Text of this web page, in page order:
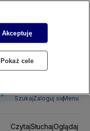
SzukajZaloguj sięMenu
CzytajSłuchajOglądaj
Akceptuję
Pokaż cele